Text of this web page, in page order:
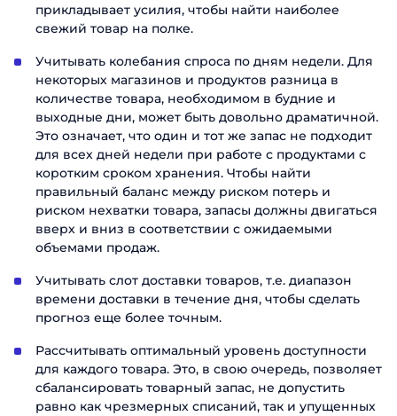
прикладывает усилия, чтобы найти наиболее
свежий товар на полке.
Учитывать колебания спроса по дням недели. Для
некоторых магазинов и продуктов разница в
количестве товара, необходимом в будние и
выходные дни, может быть довольно драматичной.
Это означает, что один и тот же запас не подходит
для всех дней недели при работе с продуктами с
коротким сроком хранения. Чтобы найти
правильный баланс между риском потерь и
риском нехватки товара, запасы должны двигаться
вверх и вниз в соответствии с ожидаемыми
объемами продаж.
Учитывать слот доставки товаров, т.е. диапазон
времени доставки в течение дня, чтобы сделать
прогноз еще более точным.
Рассчитывать оптимальный уровень доступности
для каждого товара. Это, в свою очередь, позволяет
сбалансировать товарный запас, не допустить
равно как чрезмерных списаний, так и упущенных